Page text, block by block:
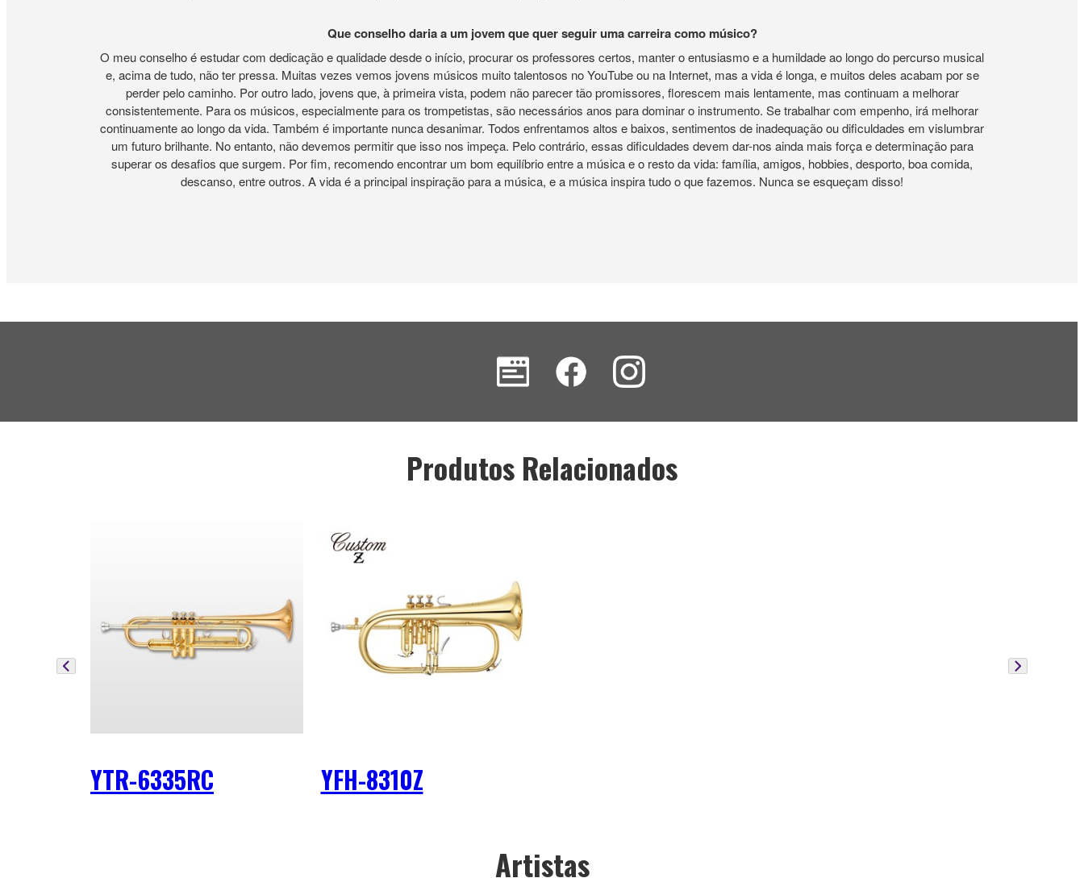
Que conselho daria a um jovem que quer seguir uma carreira como músico?
O meu conselho é estudar com dedicação e qualidade desde o início, procurar os professores certos, manter o entusiasmo e a humildade ao longo do percurso musical
e, acima de tudo, não ter pressa. Muitas vezes vemos jovens músicos muito talentosos no YouTube ou na Internet, mas a vida é longa, e muitos deles acabam por se
perder pelo caminho. Por outro lado, jovens que, à primeira vista, podem não parecer tão promissores, florescem mais lentamente, mas continuam a melhorar
consistentemente. Para os músicos, especialmente para os trompetistas, são necessários anos para dominar o instrumento. Se trabalhar com empenho, irá melhorar
continuamente ao longo da vida. Também é importante nunca desanimar. Todos enfrentamos altos e baixos, sentimentos de inadequação ou dificuldades em vislumbrar
um futuro brilhante. No entanto, não devemos permitir que isso nos impeça. Pelo contrário, essas dificuldades devem dar-nos ainda mais força e determinação para
superar os desafios que surgem. Por fim, recomendo encontrar um bom equilíbrio entre a música e o resto da vida: família, amigos, hobbies, desporto, boa comida,
descanso, entre outros. A vida é a principal inspiração para a música, e a música inspira tudo o que fazemos. Nunca se esqueçam disso!
Produtos Relacionados
YTR-6335RC YFH-8310Z
Artistas